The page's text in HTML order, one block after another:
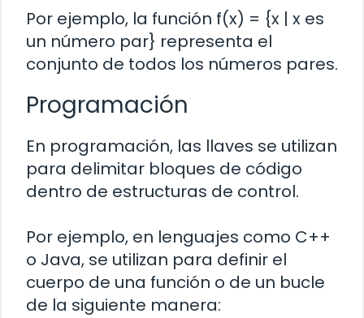
Por ejemplo, la función f(x) = {x | x es
un número par} representa el
conjunto de todos los números pares.
Programación
En programación, las llaves se utilizan
para delimitar bloques de código
dentro de estructuras de control.
Por ejemplo, en lenguajes como C++
o Java, se utilizan para definir el
cuerpo de una función o de un bucle
de la siguiente manera: